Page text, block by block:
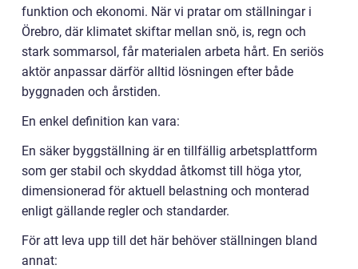
funktion och ekonomi. När vi pratar om ställningar i
Örebro, där klimatet skiftar mellan snö, is, regn och
stark sommarsol, får materialen arbeta hårt. En seriös
aktör anpassar därför alltid lösningen efter både
byggnaden och årstiden.
En enkel definition kan vara:
En säker byggställning är en tillfällig arbetsplattform
som ger stabil och skyddad åtkomst till höga ytor,
dimensionerad för aktuell belastning och monterad
enligt gällande regler och standarder.
För att leva upp till det här behöver ställningen bland
annat: